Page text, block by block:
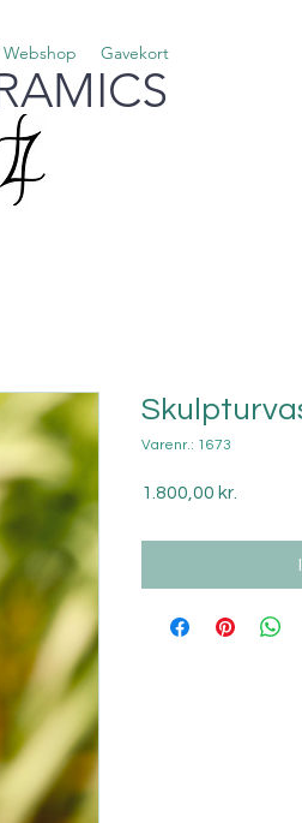
Webshop Gavekort
Varenr.: 1673
1.800,00 kr.